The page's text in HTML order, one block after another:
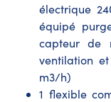
électrique
équipé
capteur de
ventilation
m3/h)
1 flexible